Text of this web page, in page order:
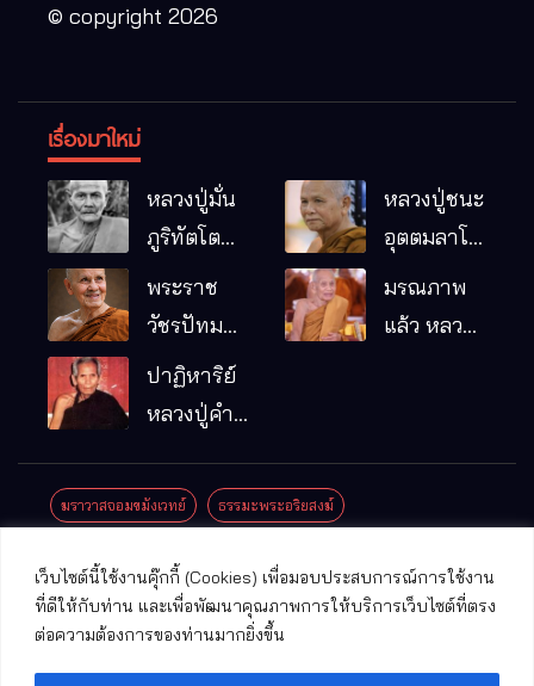
เว็บไซต์นี้ใช้งานคุ๊กกี้ (Cookies) เพื่อมอบประสบการณ์การใช้งาน
ที่ดีให้กับท่าน และเพื่อพัฒนาคุณภาพการให้บริการเว็บไซต์ที่ตรง
ต่อความต้องการของท่านมากยิ่งขึ้น
© copyright 2026
เรื่องมาใหม่
หลวงปู่มั่น
ภูริทัตโต
พระอริยเจ้า
ผู้เป็นบิดา
รมฐาน
หลวงปู่ชนะ
อุตตมลาโภ
หมากอื๋อ
พระราช
วัชรปัทม
คุณ (หลวง
ปู่บัวเกตุ
แล้ว วัดป่า
อ.แม่ริม
จ.เชียงใหม่
มรณภาพ
แล้ว หลวง
ปาฏิหาริย์
หลวงปู่คำ
มณี
ฆราวาสจอมขมังเวทย์ ธรรมะพระอริยสงฆ์
ปาฏิหาริย์พระเครื่อง
พระพุทธรูปศักดิ์สิทธิ์ วัดที่สําคัญ